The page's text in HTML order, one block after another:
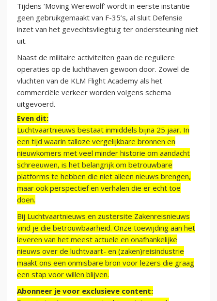
Tijdens ‘Moving Werewolf’ wordt in eerste instantie
geen gebruikgemaakt van F-35’s, al sluit Defensie
inzet van het gevechtsvliegtuig ter ondersteuning niet
uit.
Naast de militaire activiteiten gaan de reguliere
operaties op de luchthaven gewoon door. Zowel de
vluchten van de KLM Flight Academy als het
commerciële verkeer worden volgens schema
uitgevoerd.
Even dit:
Luchtvaartnieuws bestaat inmiddels bijna 25 jaar. In
een tijd waarin talloze vergelijkbare bronnen en
nieuwkomers met veel minder historie om aandacht
schreeuwen, is het belangrijk om betrouwbare
platforms te hebben die niet alleen nieuws brengen,
maar ook perspectief en verhalen die er echt toe
doen.
Bij Luchtvaartnieuws en zustersite Zakenreisnieuws
vind je die betrouwbaarheid. Onze toewijding aan het
leveren van het meest actuele en onafhankelijke
nieuws over de luchtvaart- en (zaken)reisindustrie
maakt ons een onmisbare bron voor lezers die graag
een stap voor willen blijven.
Abonneer je voor exclusieve content: